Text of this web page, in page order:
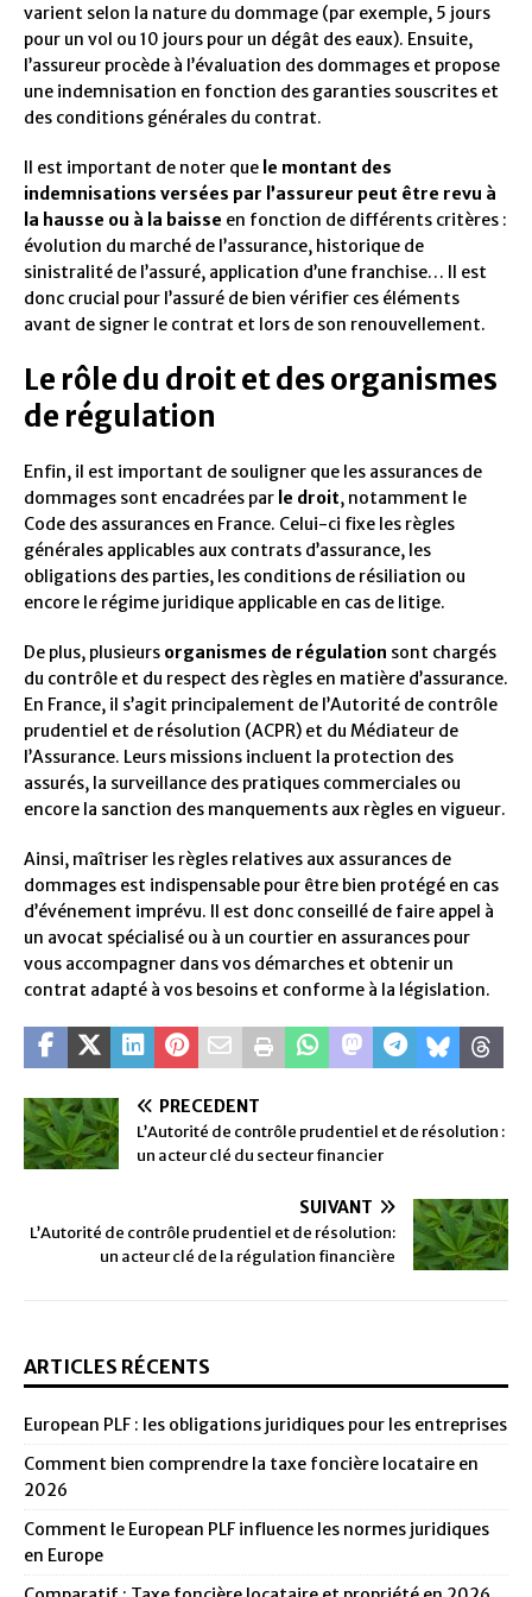
varient selon la nature du dommage (par exemple, 5 jours
pour un vol ou 10 jours pour un dégât des eaux). Ensuite,
l’assureur procède à l’évaluation des dommages et propose
une indemnisation en fonction des garanties souscrites et
des conditions générales du contrat.
Il est important de noter que le montant des
indemnisations versées par l’assureur peut être revu à
la hausse ou à la baisse en fonction de différents critères :
évolution du marché de l’assurance, historique de
sinistralité de l’assuré, application d’une franchise… Il est
donc crucial pour l’assuré de bien vérifier ces éléments
avant de signer le contrat et lors de son renouvellement.
Le rôle du droit et des organismes
de régulation
Enfin, il est important de souligner que les assurances de
dommages sont encadrées par le droit, notamment le
Code des assurances en France. Celui-ci fixe les règles
générales applicables aux contrats d’assurance, les
obligations des parties, les conditions de résiliation ou
encore le régime juridique applicable en cas de litige.
De plus, plusieurs organismes de régulation sont chargés
du contrôle et du respect des règles en matière d’assurance.
En France, il s’agit principalement de l’Autorité de contrôle
prudentiel et de résolution (ACPR) et du Médiateur de
l’Assurance. Leurs missions incluent la protection des
assurés, la surveillance des pratiques commerciales ou
encore la sanction des manquements aux règles en vigueur.
Ainsi, maîtriser les règles relatives aux assurances de
dommages est indispensable pour être bien protégé en cas
d’événement imprévu. Il est donc conseillé de faire appel à
un avocat spécialisé ou à un courtier en assurances pour
vous accompagner dans vos démarches et obtenir un
contrat adapté à vos besoins et conforme à la législation.
PRÉCÉDENT
L’Autorité de contrôle prudentiel et de résolution :
un acteur clé du secteur financier
SUIVANT
L’Autorité de contrôle prudentiel et de résolution:
un acteur clé de la régulation financière
ARTICLES RÉCENTS
European PLF : les obligations juridiques pour les entreprises
Comment bien comprendre la taxe foncière locataire en
2026
Comment le European PLF influence les normes juridiques
en Europe